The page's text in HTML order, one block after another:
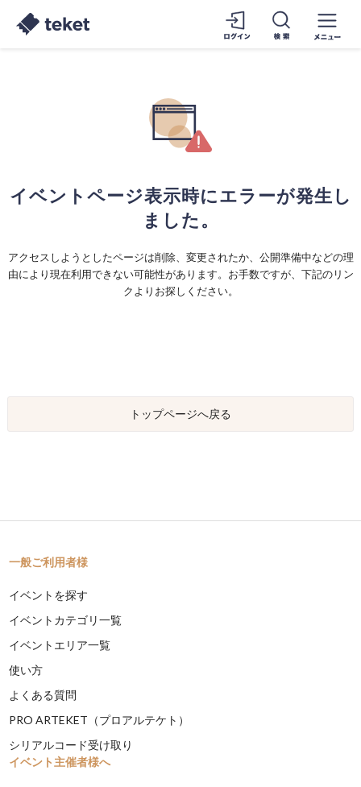
イベントページ表示時にエラーが発生し
ました。
アクセスしようとしたページは削除、変更されたか、公開準備中などの理
由により現在利用できない可能性があります。お手数ですが、下記のリン
クよりお探しください。
トップページへ戻る
一般ご利用者様
イベントを探す
イベントカテゴリ一覧
イベントエリア一覧
使い方
よくある質問
PRO ARTEKET（プロアルテケト）
シリアルコード受け取り
イベント主催者様へ